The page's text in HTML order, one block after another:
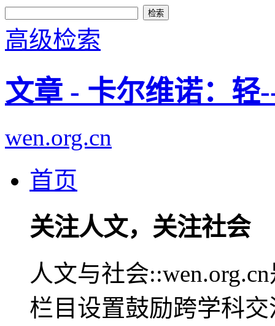
高级检索
文章 - 卡尔维诺：轻
wen.org.cn
首页
关注人文，关注社会
人文与社会
栏目设置鼓励跨学科